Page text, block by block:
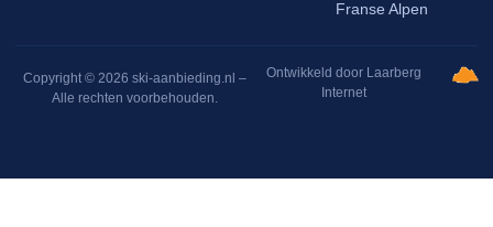
Franse Alpen
Copyright © 2026 ski-aanbieding.nl –
Alle rechten voorbehouden.
Ontwikkeld door Laarberg
Internet